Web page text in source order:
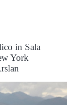
in Sala
York